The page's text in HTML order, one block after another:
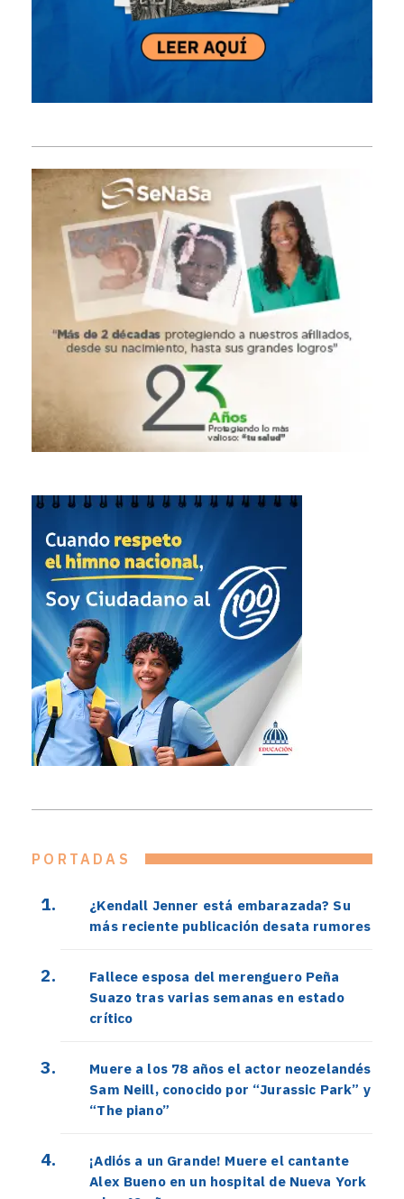
PORTADAS
¿Kendall Jenner está embarazada? Su
más reciente publicación desata rumores
Fallece esposa del merenguero Peña
Suazo tras varias semanas en estado
crítico
Muere a los 78 años el actor neozelandés
Sam Neill, conocido por “Jurassic Park” y
“The piano”
¡Adiós a un Grande! Muere el cantante
Alex Bueno en un hospital de Nueva York